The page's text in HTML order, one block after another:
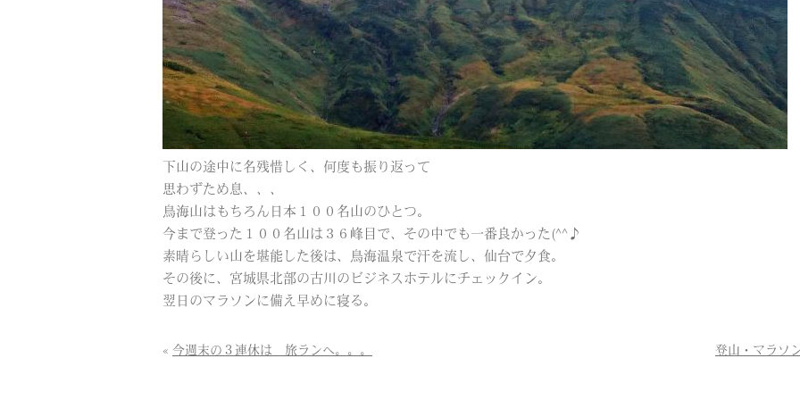
下山の途中に名残惜しく、何度も振り返って
思わずため息、、、
鳥海山はもちろん日本１００名山のひとつ。
今まで登った１００名山は３６峰目で、その中でも一番良かった(^^♪
素晴らしい山を堪能した後は、鳥海温泉で汗を流し、仙台で夕食。
その後に、宮城県北部の古川のビジネスホテルにチェックイン。
翌日のマラソンに備え早めに寝る。
« 今週末の３連休は 旅ランへ。。。 登山・マラソ